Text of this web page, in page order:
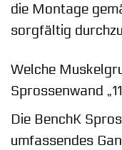
die Montage
sorgfältig
Welche
Sprossenwand
Die BenchK
umfassendes